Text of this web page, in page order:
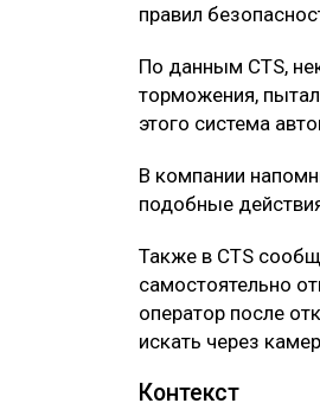
правил
По данным CTS,
торможения,
этого система
В компании
подобные
Также в CTS
самостоятельно
оператор после
искать через
Контекст